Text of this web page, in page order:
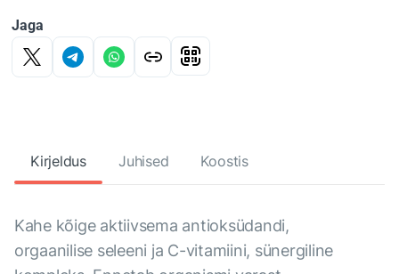
Jaga
Kirjeldus Juhised Koostis
Kahe kõige aktiivsema antioksüdandi,
orgaanilise seleeni ja C-vitamiini, sünergiline